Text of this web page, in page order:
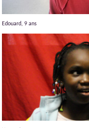
Edouard, 9 ans